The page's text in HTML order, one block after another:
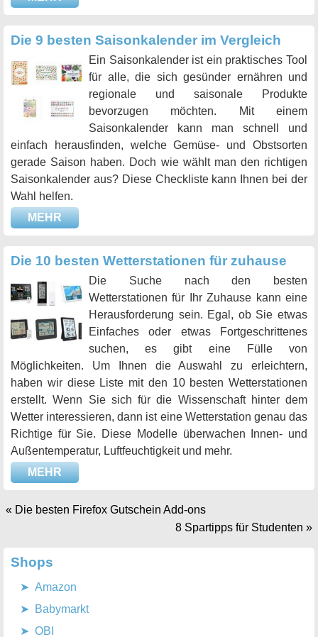
Die 9 besten Saisonkalender im Vergleich
Ein Saisonkalender ist ein praktisches Tool
für alle, die sich gesünder ernähren und
regionale und saisonale Produkte
bevorzugen möchten. Mit einem
Saisonkalender kann man schnell und
einfach herausfinden, welche Gemüse- und Obstsorten
gerade Saison haben. Doch wie wählt man den richtigen
Saisonkalender aus? Diese Checkliste kann Ihnen bei der
Wahl helfen.
MEHR
Die 10 besten Wetterstationen für zuhause
Die Suche nach den besten
Wetterstationen für Ihr Zuhause kann eine
Herausforderung sein. Egal, ob Sie etwas
Einfaches oder etwas Fortgeschrittenes
suchen, es gibt eine Fülle von
Möglichkeiten. Um Ihnen die Auswahl zu erleichtern,
haben wir diese Liste mit den 10 besten Wetterstationen
erstellt. Wenn Sie sich für die Wissenschaft hinter dem
Wetter interessieren, dann ist eine Wetterstation genau das
Richtige für Sie. Diese Modelle überwachen Innen- und
Außentemperatur, Luftfeuchtigkeit und mehr.
MEHR
« Die besten Firefox Gutschein Add-ons
8 Spartipps für Studenten »
Shops
Amazon
Babymarkt
OBI